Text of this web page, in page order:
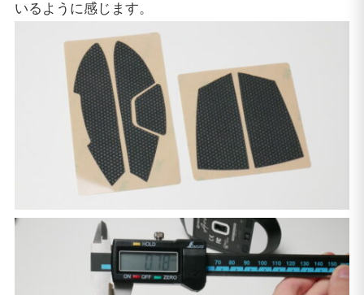
いるように感じます。